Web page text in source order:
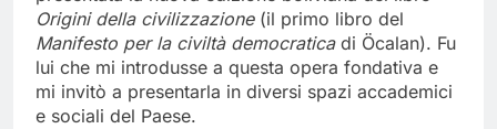
Origini della civilizzazione(il primo libro del
Manifesto per la civiltà democraticadi Öcalan). Fu
lui che mi introdusse a questa opera fondativa e
mi invitò a presentarla in diversi spazi accademici
e sociali del Paese.